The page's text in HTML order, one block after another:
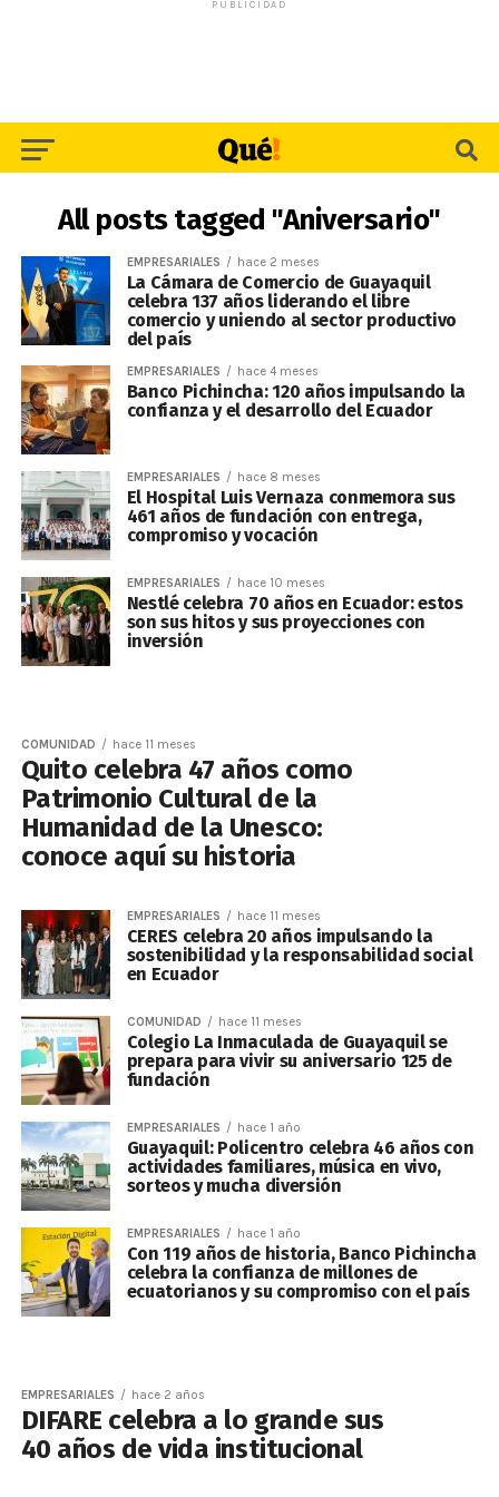
PUBLICIDAD
All posts tagged "Aniversario"
EMPRESARIALES hace 2 meses
La Cámara de Comercio de Guayaquil
celebra 137 años liderando el libre
comercio y uniendo al sector productivo
del país
EMPRESARIALES hace 4 meses
Banco Pichincha: 120 años impulsando la
confianza y el desarrollo del Ecuador
EMPRESARIALES hace 8 meses
El Hospital Luis Vernaza conmemora sus
461 años de fundación con entrega,
compromiso y vocación
EMPRESARIALES hace 10 meses
Nestlé celebra 70 años en Ecuador: estos
son sus hitos y sus proyecciones con
inversión
COMUNIDAD hace 11 meses
Quito celebra 47 años como
Patrimonio Cultural de la
Humanidad de la Unesco:
conoce aquí su historia
EMPRESARIALES hace 11 meses
CERES celebra 20 años impulsando la
sostenibilidad y la responsabilidad social
en Ecuador
COMUNIDAD hace 11 meses
Colegio La Inmaculada de Guayaquil se
prepara para vivir su aniversario 125 de
fundación
EMPRESARIALES hace 1 año
Guayaquil: Policentro celebra 46 años con
actividades familiares, música en vivo,
sorteos y mucha diversión
EMPRESARIALES hace 1 año
Con 119 años de historia, Banco Pichincha
celebra la confianza de millones de
ecuatorianos y su compromiso con el país
EMPRESARIALES hace 2 años
DIFARE celebra a lo grande sus
40 años de vida institucional